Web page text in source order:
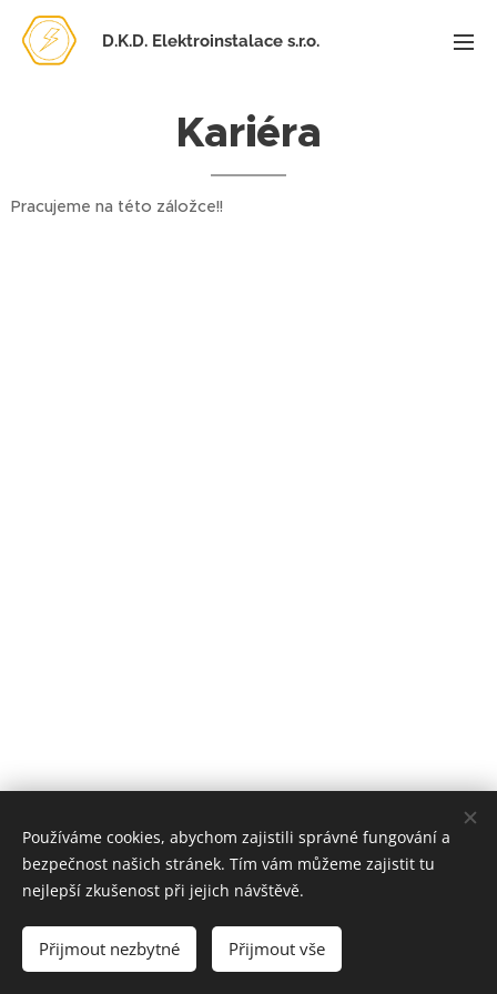
D.K.D. Elektroinstalace s.r.o.
Kariéra
Pracujeme na této záložce!!
© 2026 Všechna práva vyhrazenaD.K.D. Elektroinstalace s.r.o.
Cookies
Používáme cookies, abychom zajistili správné fungování a
bezpečnost našich stránek. Tím vám můžeme zajistit tu
nejlepší zkušenost při jejich návštěvě.
Přijmout nezbytné Přijmout vše